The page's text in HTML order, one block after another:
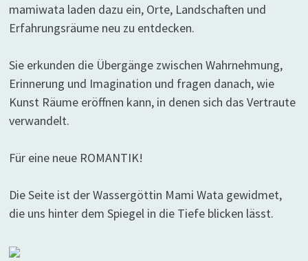
mamiwata laden dazu ein, Orte, Landschaften und
Erfahrungsräume neu zu entdecken.
Sie erkunden die Übergänge zwischen Wahrnehmung,
Erinnerung und Imagination und fragen danach, wie
Kunst Räume eröffnen kann, in denen sich das Vertraute
verwandelt.
Für eine neue ROMANTIK!
Die Seite ist der Wassergöttin Mami Wata gewidmet,
die uns hinter dem Spiegel in die Tiefe blicken lässt.